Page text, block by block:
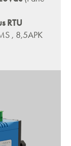
RTU
, 8,5APK